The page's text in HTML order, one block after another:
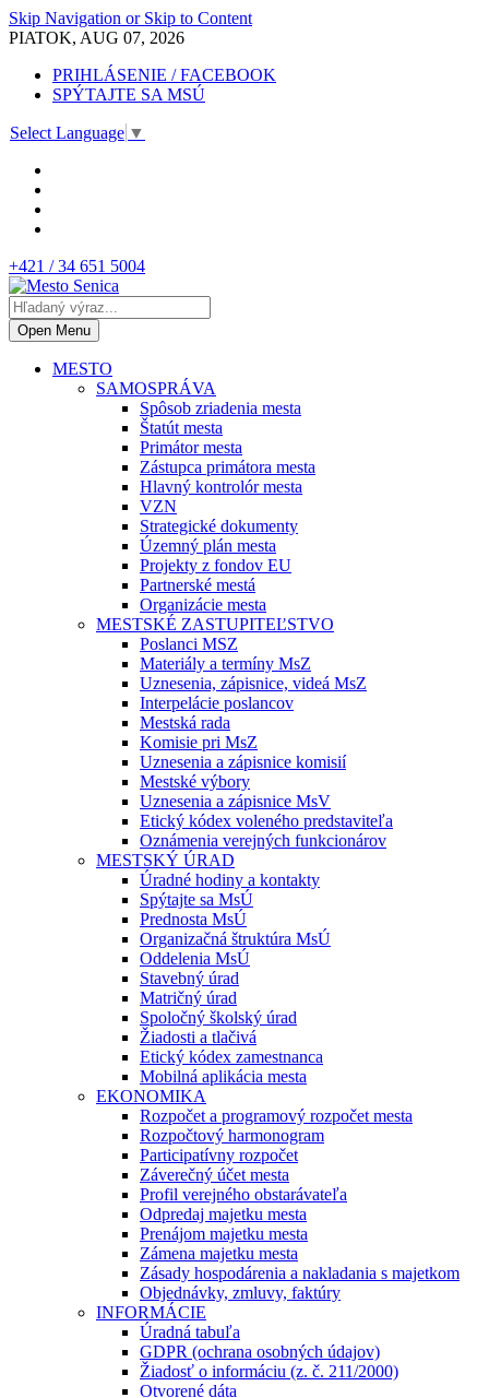
Skip Navigation or Skip to Content
PIATOK, AUG 07, 2026
PRIHLÁSENIE / FACEBOOK
SPÝTAJTE SA MSÚ
Select Language ▼
+421 / 34 651 5004
Open Menu
MESTO
SAMOSPRÁVA
Spôsob zriadenia mesta
Štatút mesta
Primátor mesta
Zástupca primátora mesta
Hlavný kontrolór mesta
VZN
Strategické dokumenty
Územný plán mesta
Projekty z fondov EU
Partnerské mestá
Organizácie mesta
MESTSKÉ ZASTUPITEĽSTVO
Poslanci MSZ
Materiály a termíny MsZ
Uznesenia, zápisnice, videá MsZ
Interpelácie poslancov
Mestská rada
Komisie pri MsZ
Uznesenia a zápisnice komisií
Mestské výbory
Uznesenia a zápisnice MsV
Etický kódex voleného predstaviteľa
Oznámenia verejných funkcionárov
MESTSKÝ ÚRAD
Úradné hodiny a kontakty
Spýtajte sa MsÚ
Prednosta MsÚ
Organizačná štruktúra MsÚ
Oddelenia MsÚ
Stavebný úrad
Matričný úrad
Spoločný školský úrad
Žiadosti a tlačivá
Etický kódex zamestnanca
Mobilná aplikácia mesta
EKONOMIKA
Rozpočet a programový rozpočet mesta
Rozpočtový harmonogram
Participatívny rozpočet
Záverečný účet mesta
Profil verejného obstarávateľa
Odpredaj majetku mesta
Prenájom majetku mesta
Zámena majetku mesta
Zásady hospodárenia a nakladania s majetkom
Objednávky, zmluvy, faktúry
INFORMÁCIE
Úradná tabuľa
GDPR (ochrana osobných údajov)
Žiadosť o informáciu (z. č. 211/2000)
Otvorené dáta